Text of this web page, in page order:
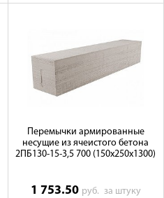
Перемычки армированные
несущие из ячеистого бетона
2ПБ130-15-3,5 700 (150х250х1300)
1 753.50 руб. за штуку